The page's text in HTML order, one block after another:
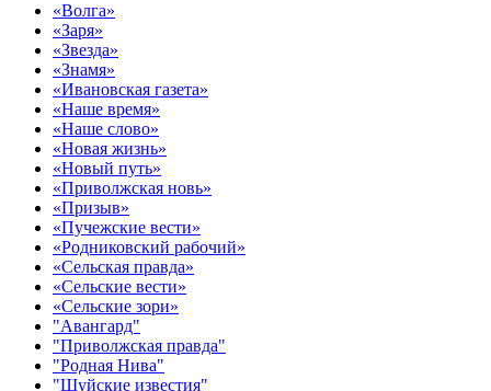
«Волга»
«Заря»
«Звезда»
«Знамя»
«Ивановская газета»
«Наше время»
«Наше слово»
«Новая жизнь»
«Новый путь»
«Приволжская новь»
«Призыв»
«Пучежские вести»
«Родниковский рабочий»
«Сельская правда»
«Сельские вести»
«Сельские зори»
"Авангард"
"Приволжская правда"
"Родная Нива"
"Шуйские известия"